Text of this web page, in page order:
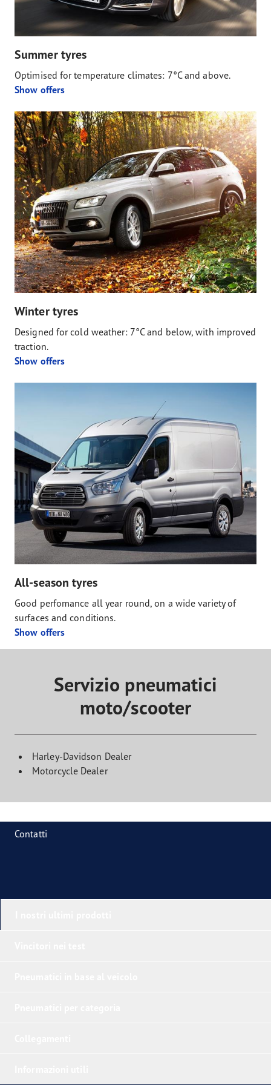
Summer tyres
Optimised for temperature climates: 7°C and above.
Show offers
Winter tyres
Designed for cold weather: 7°C and below, with improved
traction.
Show offers
All-season tyres
Good perfomance all year round, on a wide variety of
surfaces and conditions.
Show offers
Servizio pneumatici
moto/scooter
Harley-Davidson Dealer
Motorcycle Dealer
Contatti